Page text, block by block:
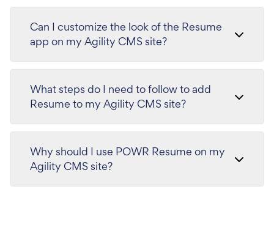
Can I customize the look of the Resume
app on my Agility CMS site?
What steps do I need to follow to add
Resume to my Agility CMS site?
Why should I use POWR Resume on my
Agility CMS site?